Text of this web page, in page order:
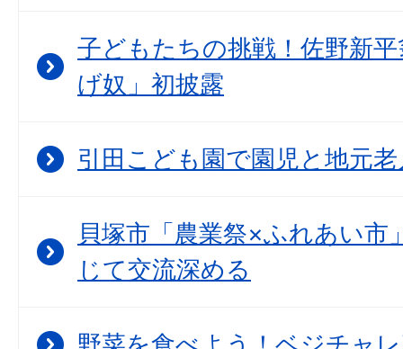
子どもたちの挑戦！佐野新
げ奴」初披露
引田こども園で園児と地元
貝塚市「農業祭×ふれあい市
じて交流深める